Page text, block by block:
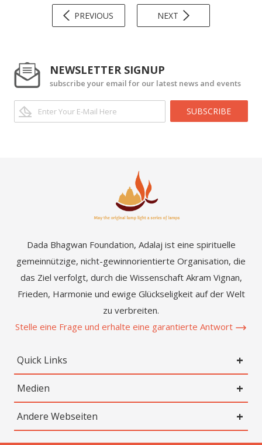
PREVIOUS NEXT
NEWSLETTER SIGNUP
subscribe your email for our latest news and events
SUBSCRIBE
Dada Bhagwan Foundation, Adalaj ist eine spirituelle
gemeinnützige, nicht-gewinnorientierte Organisation, die
das Ziel verfolgt, durch die Wissenschaft Akram Vignan,
Frieden, Harmonie und ewige Glückseligkeit auf der Welt
zu verbreiten.
Stelle eine Frage und erhalte eine garantierte Antwort
Quick Links
Medien
Andere Webseiten